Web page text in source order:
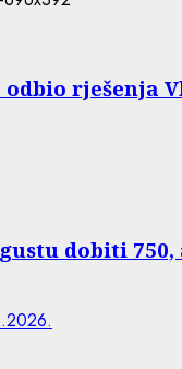
rješenja
dobiti 750,